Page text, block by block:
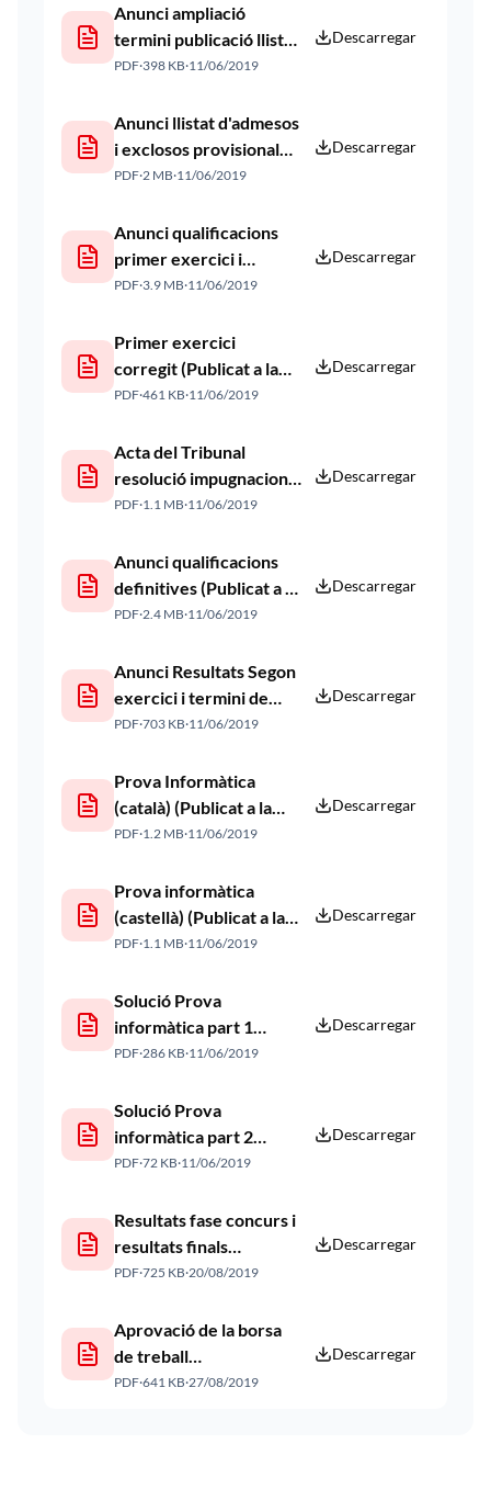
Anunci ampliació
termini publicació llistat
admesos i exclosos
02/04/2019)
PDF·398 KB·11/06/2019
Descarregar
Anunci llistat d'admesos
i exclosos provisional
(Publicat a la web
PDF·2 MB·11/06/2019
Descarregar
Anunci qualificacions
primer exercici i
convocatòria per al
14/05/2019)
PDF·3.9 MB·11/06/2019
Descarregar
Primer exercici
corregit (Publicat a la
web 14/05/2019)
PDF·461 KB·11/06/2019
Descarregar
Acta del Tribunal
resolució impugnacions
(Publicat a la web
PDF·1.1 MB·11/06/2019
Descarregar
Anunci qualificacions
definitives (Publicat a la
web 27/05/2019)
PDF·2.4 MB·11/06/2019
Descarregar
Anunci Resultats Segon
exercici i termini de
presentació de Mèrits
11/06/2019)
PDF·703 KB·11/06/2019
Descarregar
Prova Informàtica
(català) (Publicat a la
web 11/06/2019)
PDF·1.2 MB·11/06/2019
Descarregar
Prova informàtica
(castellà) (Publicat a la
web 11/06/2019)
PDF·1.1 MB·11/06/2019
Descarregar
Solució Prova
informàtica part 1
(Publicat a la web
PDF·286 KB·11/06/2019
Descarregar
Solució Prova
informàtica part 2
(Publicat a la web
PDF·72 KB·11/06/2019
Descarregar
Resultats fase concurs i
resultats finals
provisionals
PDF·725 KB·20/08/2019
Descarregar
Aprovació de la borsa
de treball
d'Administratiu
PDF·641 KB·27/08/2019
Descarregar